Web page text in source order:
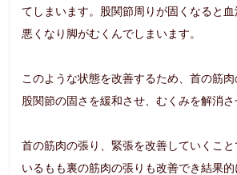
てしまいます。股関節周りが固くなると
悪くなり脚がむくんでしまいます。
このような状態を改善するため、首の筋
股関節の固さを緩和させ、むくみを解消さ
首の筋肉の張り、緊張を改善していくこ
いるもも裏の筋肉の張りも改善でき結果的